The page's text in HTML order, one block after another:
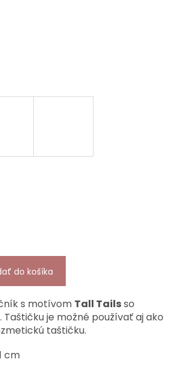
do košíka
s motívom Tall Tailsso
Taštičku je možné používať aj ako
taštičku.
cm